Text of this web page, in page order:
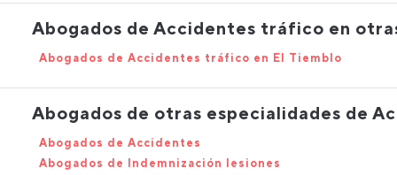
Abogados de Accidentes tráfico en
Abogados de Accidentes tráfico en El Tiemblo
Abogados de otras especialidades de
Abogados de Accidentes
Abogados de Indemnización lesiones